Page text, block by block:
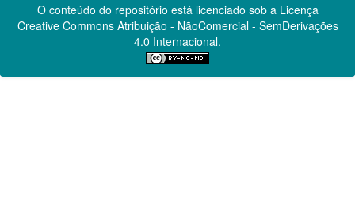
O conteúdo do repositório está licenciado sob a Licença
Creative CommonsAtribuição - NãoComercial - SemDerivações
4.0 Internacional.